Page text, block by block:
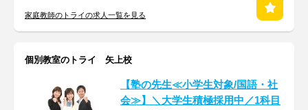
家庭教師のトライの求人一覧を見る
個別教室のトライ 矢上校
【塾の先生≪小学生対象/国語・社
会≫】＼大学生積極採用中／1科目